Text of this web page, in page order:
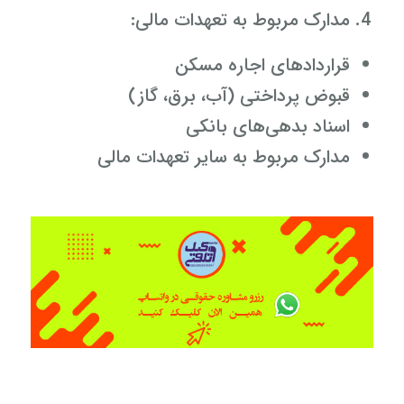
مدارک مربوط به تعهدات مالی:
قراردادهای اجاره مسکن
قبوض پرداختی (آب، برق، گاز)
اسناد بدهی‌های بانکی
مدارک مربوط به سایر تعهدات مالی